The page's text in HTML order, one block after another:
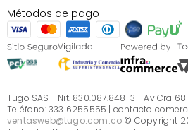
S.A.S
Términos, condiciones y
Instructivo cuidado de muebles
Sé parte de Tugó
¿Quiénes somos?
Servicio al cliente
¿Quieres vender en Tugó?
Métodos de pago
Tugo SAS - Nit. 830.087.848-3 - Av Cra
Teléfono: 333 6255555 | contacto
ventasweb@tugo.com.co © Copyright